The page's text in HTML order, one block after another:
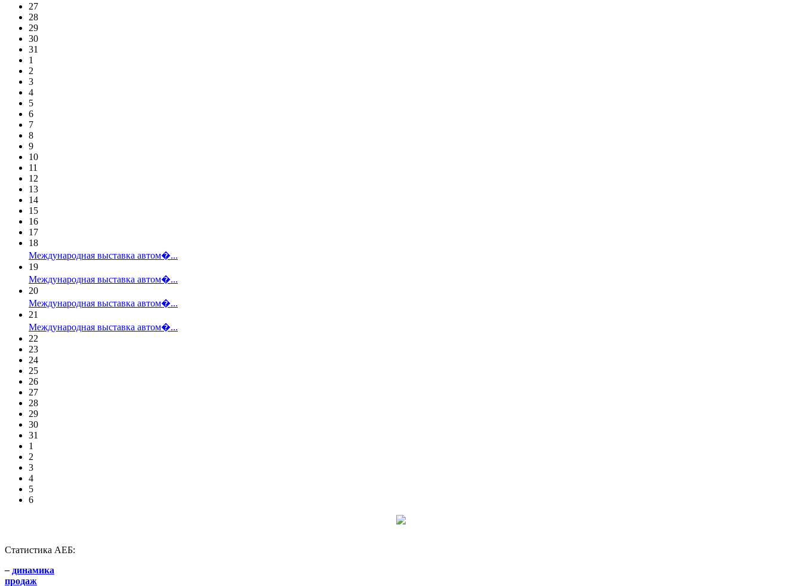
27
28
29
30
31
1
2
3
4
5
6
7
8
9
10
11
12
13
14
15
16
17
18
Международная выставка автом�...
19
Международная выставка автом�...
20
Международная выставка автом�...
21
Международная выставка автом�...
22
23
24
25
26
27
28
29
30
31
1
2
3
4
5
6
Статистика АЕБ:
– динамика
продаж